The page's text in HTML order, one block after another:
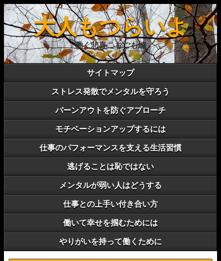
大人もつらいよ
働く悲喜こもごも編
サイトマップ
ストレス発散でメンタルを守ろう
バーンアウトを防ぐアプローチ
モチベーションアップするには
仕事のパフォーマンスを支える生活習慣
逃げることは恥ではない
メンタルが弱い人はどうする
仕事との上手い付き合い方
働いて幸せを掴むためには
やりがいを持って働くために